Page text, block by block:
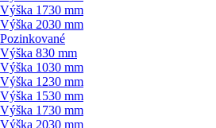
Výška 1730 mm
Výška 2030 mm
Pozinkované
Výška 830 mm
Výška 1030 mm
Výška 1230 mm
Výška 1530 mm
Výška 1730 mm
Výška 2030 mm